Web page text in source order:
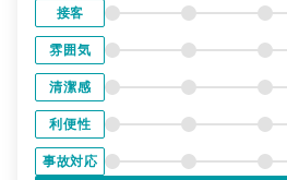
接客
雰囲気
清潔感
利便性
事故対応